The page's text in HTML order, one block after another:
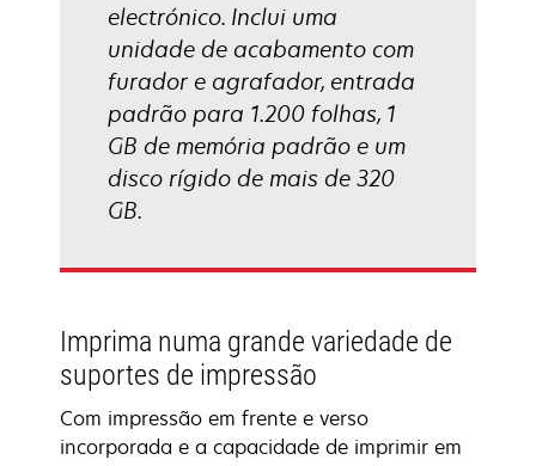
electrónico. Inclui uma
unidade de acabamento com
furador e agrafador, entrada
padrão para 1.200 folhas, 1
GB de memória padrão e um
disco rígido de mais de 320
GB.
Imprima numa grande variedade de
suportes de impressão
Com impressão em frente e verso
incorporada e a capacidade de imprimir em